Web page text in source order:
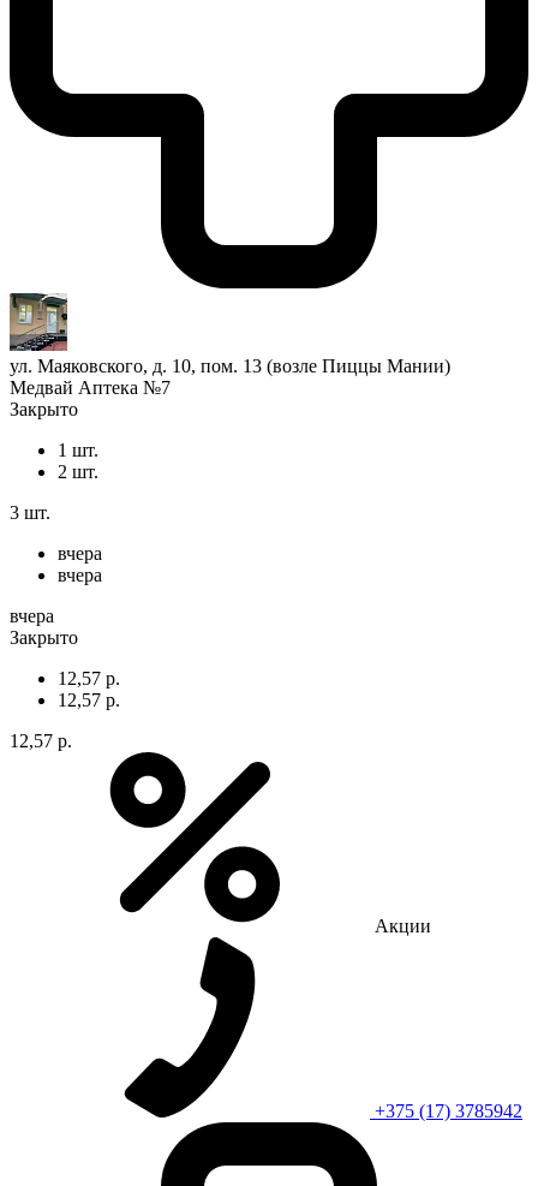
ул. Маяковского, д. 10, пом. 13 (возле Пиццы Мании)
Медвай Аптека №7
Закрыто
1 шт.
2 шт.
3 шт.
вчера
вчера
вчера
Закрыто
12,57 р.
12,57 р.
12,57 р.
Акции
+375 (17) 3785942